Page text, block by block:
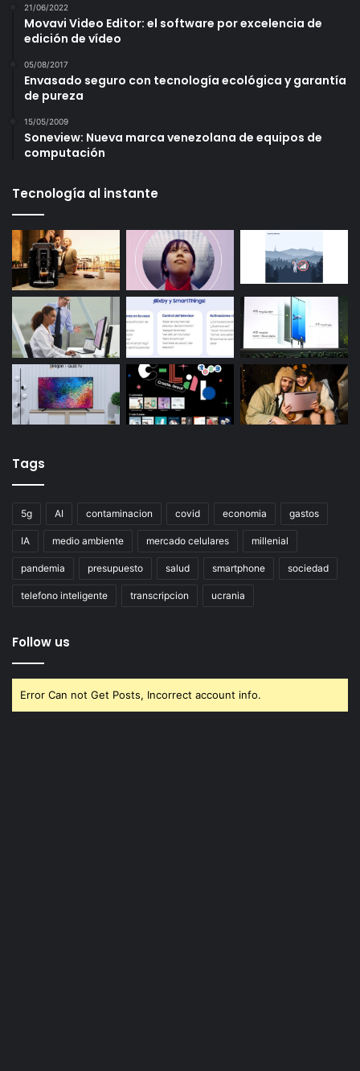
21/06/2022
Movavi Video Editor: el software por excelencia de
edición de vídeo
05/08/2017
Envasado seguro con tecnología ecológica y garantía
de pureza
15/05/2009
Soneview: Nueva marca venezolana de equipos de
computación
Tecnología al instante
Tags
5g AI contaminacion covid economia gastos
IA medio ambiente mercado celulares millenial
pandemia presupuesto salud smartphone sociedad
telefono inteligente transcripcion ucrania
Follow us
Error Can not Get Posts, Incorrect account info.